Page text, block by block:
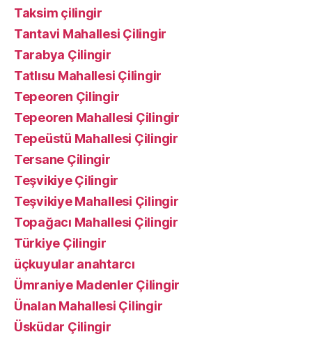
Taksim çilingir
Tantavi Mahallesi Çilingir
Tarabya Çilingir
Tatlısu Mahallesi Çilingir
Tepeoren Çilingir
Tepeoren Mahallesi Çilingir
Tepeüstü Mahallesi Çilingir
Tersane Çilingir
Teşvikiye Çilingir
Teşvikiye Mahallesi Çilingir
Topağacı Mahallesi Çilingir
Türkiye Çilingir
üçkuyular anahtarcı
Ümraniye Madenler Çilingir
Ünalan Mahallesi Çilingir
Üsküdar Çilingir